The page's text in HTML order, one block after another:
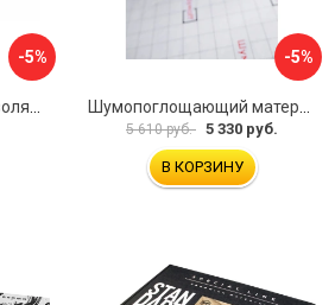
-5% -5%
5 610 руб. 5 330 руб.
В КОРЗИНУ